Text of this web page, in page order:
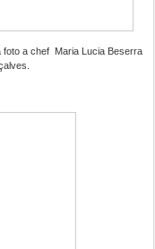
foto a chef Maria Lucia Beserra